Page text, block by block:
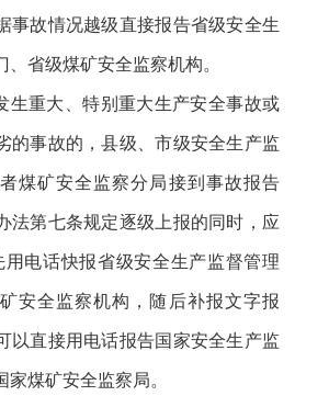
事故情况越级直接报告省级安全生
、省级煤矿安全监察机构。
生重大、特别重大生产安全事故或
的事故的，县级、市级安全生产监
煤矿安全监察分局接到事故报告
法第七条规定逐级上报的同时，应
用电话快报省级安全生产监督管理
安全监察机构，随后补报文字报
以直接用电话报告国家安全生产监
家煤矿安全监察局。